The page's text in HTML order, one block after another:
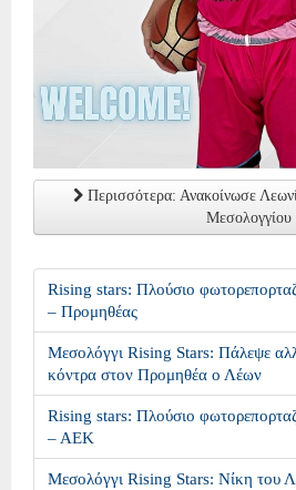
Περισσότερα: Ανακοίνωσε
Μεσολογγίου
Rising stars: Πλούσιο
– Προμηθέας
Μεσολόγγι Rising Stars: Πάλεψε
κόντρα στον Προμηθέα ο Λέων
Rising stars: Πλούσιο
– ΑΕΚ
Μεσολόγγι Rising Stars: Νίκη του